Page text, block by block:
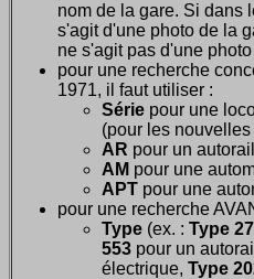
nom de la gare. Si dans
s'agit d'une photo de la
ne s'agit pas d'une
pour une recherche
1971, il faut utiliser :
Série pour une
(pour les nouvelles
AR pour un
AM pour une
APT pour une
pour une recherche
Type (ex. : Type 27
553 pour un
électrique, Type